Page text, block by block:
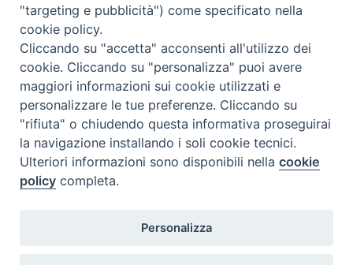
l m m g v s
d
28
3
4 5 6 7 8
9
10
11 12 13 14 15
17
18 19 21
24 25 26 27 28 29 30
31 1
"targeting e pubblicità") come specificato nella
cookie policy.
Cliccando su "accetta" acconsenti all'utilizzo dei
cookie. Cliccando su "personalizza" puoi avere
maggiori informazioni sui cookie utilizzati e
personalizzare le tue preferenze. Cliccando su
"rifiuta" o chiudendo questa informativa proseguirai
la navigazione installando i soli cookie tecnici.
Ulteriori informazioni sono disponibili nellacookie
policy completa.
Personalizza